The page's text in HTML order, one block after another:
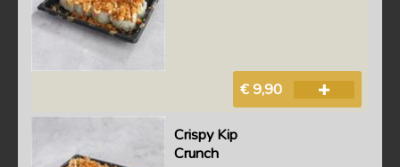
€ 9,90
Crispy Kip
Crunch